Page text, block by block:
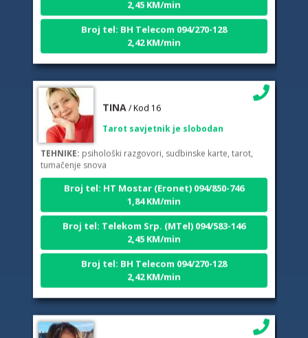
Broj tel: BH Telecom 094/270-128
2,42 KM/min
TEHNIKE:psihološki razgovori, sudbinske karte, tarot,
tumačenje snova
Broj tel: HT Mostar (Eronet) 094/850-746
1,84 KM/min
Broj tel: Telekom Srp. (MTel) 094/583-146
2,45 KM/min
Broj tel: BH Telecom 094/270-128
2,42 KM/min